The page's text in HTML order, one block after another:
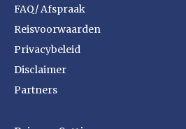
FAQ/ Afspraak
Reisvoorwaarden
Privacybeleid
Disclaimer
Partners